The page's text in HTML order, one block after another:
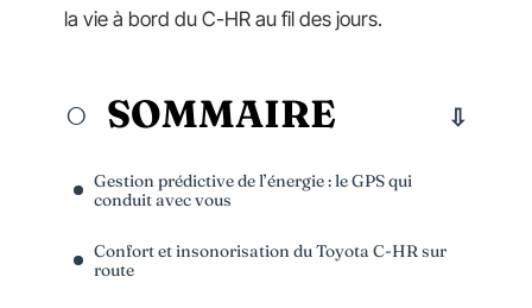
la vie à bord du C-HR au fil des jours.
SOMMAIRE
Gestion prédictive de l’énergie : le GPS qui
conduit avec vous
Confort et insonorisation du Toyota C-HR sur
route